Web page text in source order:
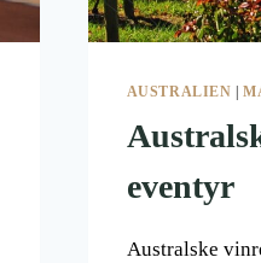
AUSTRALIEN |
eventyr
Australske